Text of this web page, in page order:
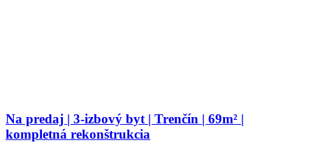
Na predaj | 3-izbový byt | Trenčín | 69m² |
kompletná rekonštrukcia